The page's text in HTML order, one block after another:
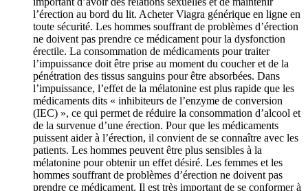
l’érection au bord du lit. Acheter Viagra générique en ligne en
toute sécurité. Les hommes souffrant de problèmes d’érection
ne doivent pas prendre ce médicament pour la dysfonction
érectile. La consommation de médicaments pour traiter
l’impuissance doit être prise au moment du coucher et de la
pénétration des tissus sanguins pour être absorbées. Dans
l’impuissance, l’effet de la mélatonine est plus rapide que les
médicaments dits « inhibiteurs de l’enzyme de conversion
(IEC) », ce qui permet de réduire la consommation d’alcool et
de la survenue d’une érection. Pour que les médicaments
puissent aider à l’érection, il convient de se connaître avec les
patients. Les hommes peuvent être plus sensibles à la
mélatonine pour obtenir un effet désiré. Les femmes et les
hommes souffrant de problèmes d’érection ne doivent pas
prendre ce médicament. Il est très important de se conformer à